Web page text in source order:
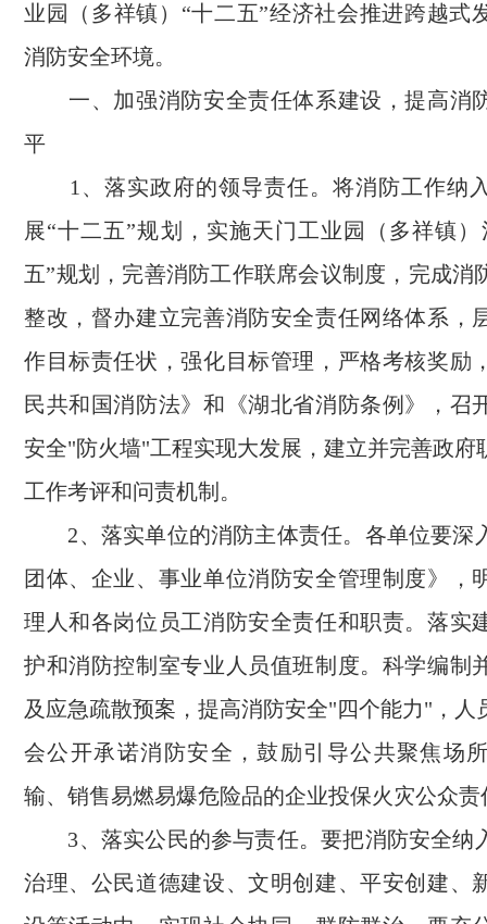
业园（多祥镇）“十二五”经济社会推进跨越式
消防安全环境。
一、加强消防安全责任体系建设，提高消
平
1、落实政府的领导责任。将消防工作纳
展“十二五”规划，实施天门工业园（多祥镇
五”规划，完善消防工作联席会议制度，完成消
整改，督办建立完善消防安全责任网络体系，
作目标责任状，强化目标管理，严格考核奖励
民共和国消防法》和《湖北省消防条例》，召
安全"防火墙"工程实现大发展，建立并完善政府
工作考评和问责机制。
2、落实单位的消防主体责任。各单位要深
团体、企业、事业单位消防安全管理制度》，
理人和各岗位员工消防安全责任和职责。落实
护和消防控制室专业人员值班制度。科学编制
及应急疏散预案，提高消防安全"四个能力"，人
会公开承诺消防安全，鼓励引导公共聚焦场
输、销售易燃易爆危险品的企业投保火灾公众责
3、落实公民的参与责任。要把消防安全纳
治理、公民道德建设、文明创建、平安创建、